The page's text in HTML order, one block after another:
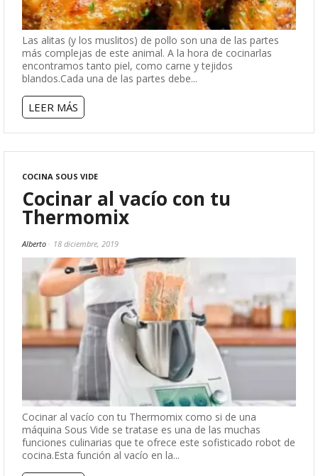
Las alitas (y los muslitos) de pollo son una de las partes
más complejas de este animal. A la hora de cocinarlas
encontramos tanto piel, como carne y tejidos
blandos.Cada una de las partes debe...
LEER MÁS
COCINA SOUS VIDE
Cocinar al vacío con tu
Thermomix
Alberto 18 diciembre, 2019
Cocinar al vacío con tu Thermomix como si de una
máquina Sous Vide se tratase es una de las muchas
funciones culinarias que te ofrece este sofisticado robot de
cocina.Esta función al vacío en la...